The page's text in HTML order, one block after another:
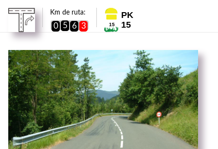
Km de ruta:
0 5 6 3 15
PK
15